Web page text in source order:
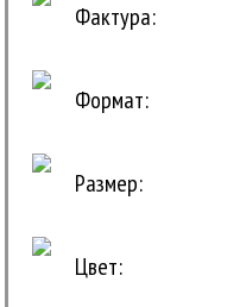
Фактура:
Формат:
Размер:
Цвет: